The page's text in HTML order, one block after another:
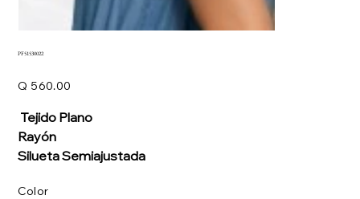
PF51530022
Q 560.00
Tejido Plano
Rayón
Silueta Semiajustada
Color